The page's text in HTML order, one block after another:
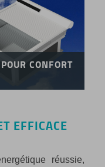
CONFORT
EFFICACE
réussie,